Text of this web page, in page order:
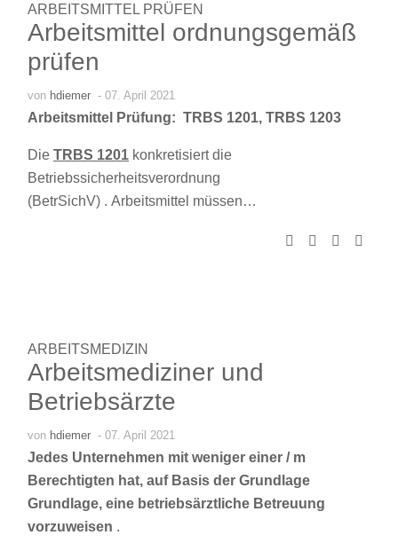
ARBEITSMITTEL PRÜFEN
Arbeitsmittel ordnungsgemäß
prüfen
von hdiemer - 07. April 2021
Arbeitsmittel Prüfung: TRBS 1201, TRBS 1203
Die TRBS 1201 konkretisiert die
Betriebssicherheitsverordnung
(BetrSichV) . Arbeitsmittel müssen…
ARBEITSMEDIZIN
Arbeitsmediziner und
Betriebsärzte
von hdiemer - 07. April 2021
Jedes Unternehmen mit weniger einer / m
Berechtigten hat, auf Basis der Grundlage
Grundlage, eine betriebsärztliche Betreuung
vorzuweisen .